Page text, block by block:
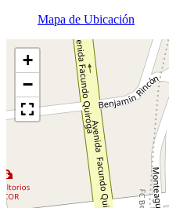
Mapa de Ubicación
+
−